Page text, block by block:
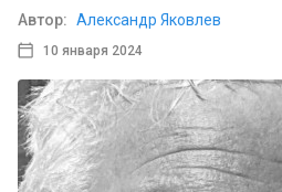
10 января 2024
Автор: Александр Яковлев